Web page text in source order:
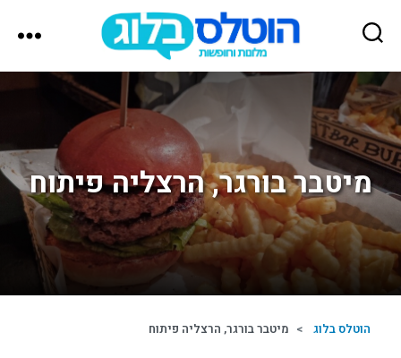
הוטלס
בלוג
מיטבר בורגר, הרצליה פיתוח
הוטלס בלוג > מיטבר בורגר, הרצליה פיתוח